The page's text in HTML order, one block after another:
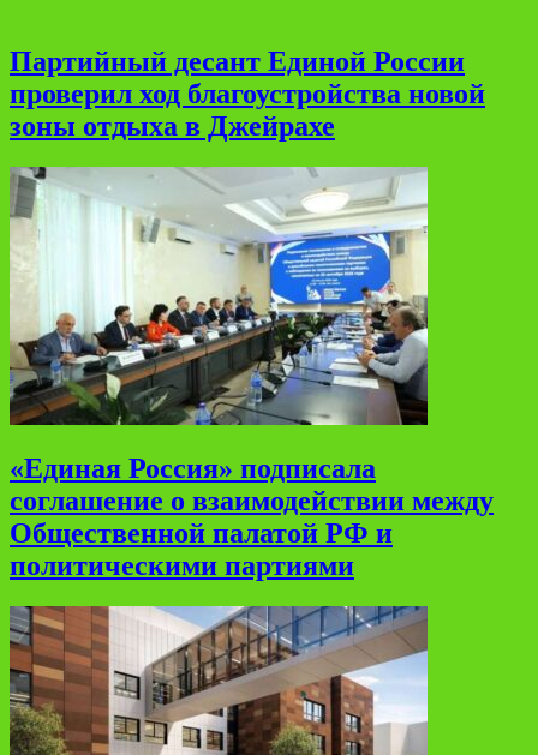
Партийный десант Единой России
проверил ход благоустройства новой
зоны отдыха в Джейрахе
«Единая Россия» подписала
соглашение о взаимодействии между
Общественной палатой РФ и
политическими партиями